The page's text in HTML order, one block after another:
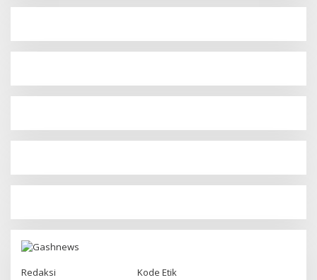
Redaksi
Kode Etik